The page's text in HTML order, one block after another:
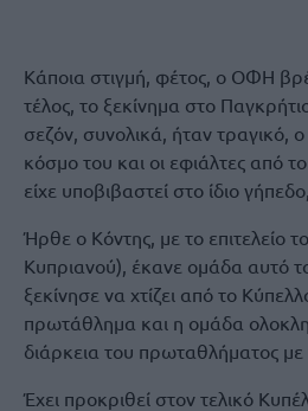
Κάποια στιγμή, φέτος, ο ΟΦΗ
τέλος, το ξεκίνημα στο
σεζόν, συνολικά, ήταν τραγικό,
κόσμο του και οι εφιάλτες από
είχε υποβιβαστεί στο ίδιο
Ήρθε ο Κόντης, με το επιτελείο
Κυπριανού), έκανε ομάδα αυτό
ξεκίνησε να χτίζει από το
πρωτάθλημα και η ομάδα
διάρκεια του πρωταθλήματος με
Έχει προκριθεί στον τελικό